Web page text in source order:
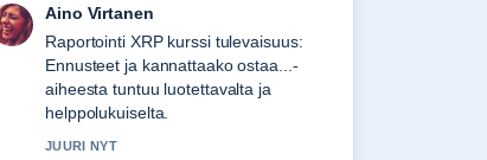
Elias Korhonen
Vahvaa tarkistustyota liittyen Ruotsin
asukasluku 2025 – maahanmuuttajat ja
suomalaiset. Useampien medioiden
tulisi kirjoittaa nain.
3 MIN SITTEN